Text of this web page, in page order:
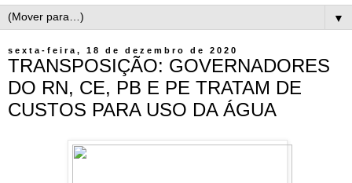
▼
sexta-feira, 18 de dezembro de 2020
TRANSPOSIÇÃO: GOVERNADORES
DO RN, CE, PB E PE TRATAM DE
CUSTOS PARA USO DA ÁGUA